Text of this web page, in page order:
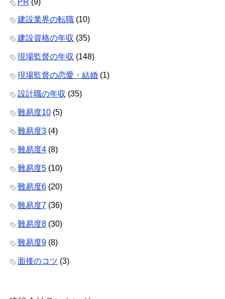
PR (9)
建設業界の転職 (10)
建設資格の年収 (35)
現場監督の年収 (148)
現場監督の恋愛・結婚 (1)
設計職の年収 (35)
難易度10 (5)
難易度3 (4)
難易度4 (8)
難易度5 (10)
難易度6 (20)
難易度7 (36)
難易度8 (30)
難易度9 (8)
面接のコツ (3)